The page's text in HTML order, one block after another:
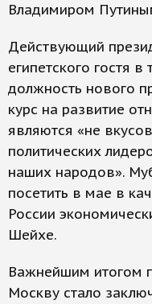
Владимиром
Действующий
египетского гостя
должность нового
курс на развитие
являются «не
политических
наших народов».
посетить в мае в
России
Шейхе.
Важнейшим итогом
Москву стало